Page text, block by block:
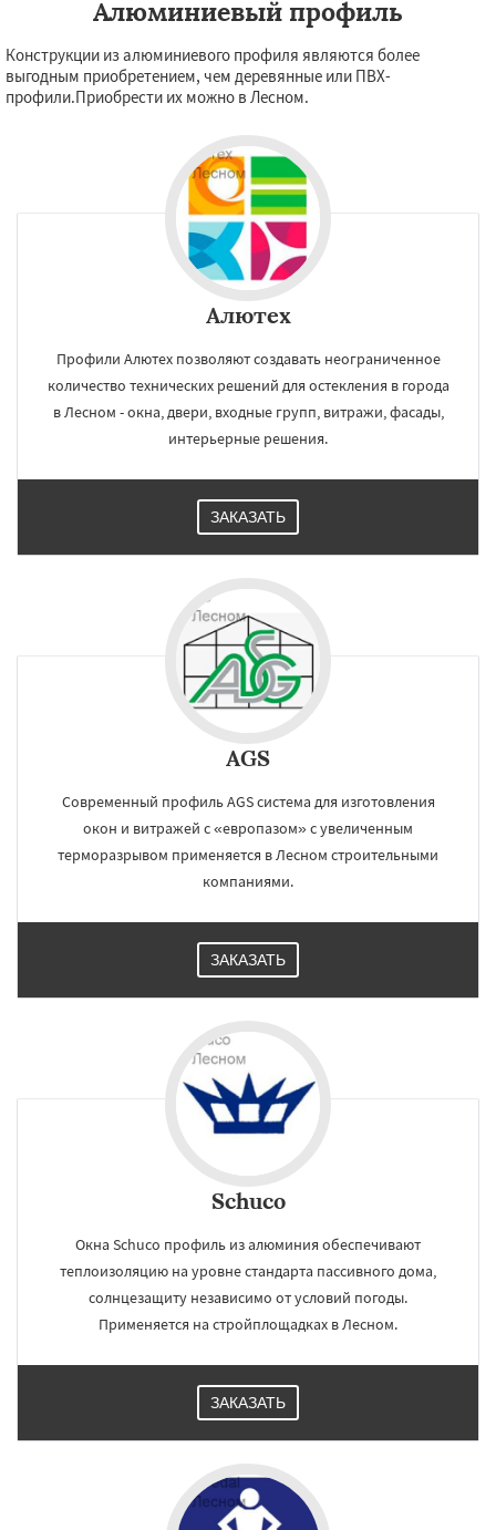
Алюминиевый профиль
Конструкции из алюминиевого профиля являются более
выгодным приобретением, чем деревянные или ПВХ-
профили.Приобрести их можно в Лесном.
Алютех
Профили Алютех позволяют создавать неограниченное
количество технических решений для остекления в города
в Лесном - окна, двери, входные групп, витражи, фасады,
интерьерные решения.
ЗАКАЗАТЬ
AGS
Современный профиль AGS система для изготовления
окон и витражей с «европазом» с увеличенным
терморазрывом применяется в Лесном строительными
компаниями.
ЗАКАЗАТЬ
Schuco
Окна Schuco профиль из алюминия обеспечивают
теплоизоляцию на уровне стандарта пассивного дома,
солнцезащиту независимо от условий погоды.
Применяется на стройплощадках в Лесном.
ЗАКАЗАТЬ